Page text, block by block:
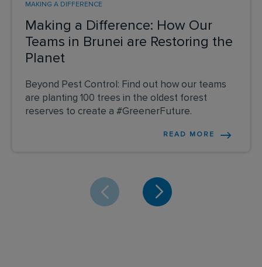
Making a Difference: How Our
Teams in Brunei are Restoring the
Planet
MAKING A DIFFERENCE
Beyond Pest Control: Find out how our teams
are planting 100 trees in the oldest forest
reserves to create a #GreenerFuture.
READ MORE